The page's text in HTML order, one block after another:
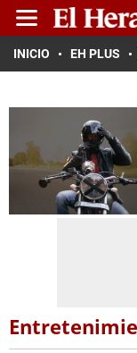
INICIO EH PLUS